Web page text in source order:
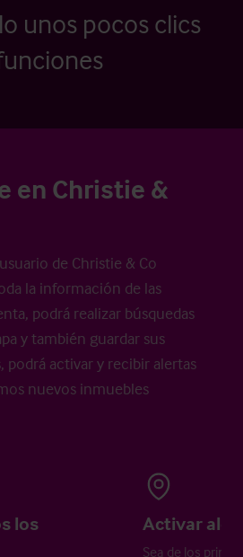
unos pocos clics
en Christie &
de Christie & Co
la información de las
podrá realizar búsquedas
y también guardar sus
podrá activar y recibir alertas
nuevos inmuebles
los
Activar
Sea de los